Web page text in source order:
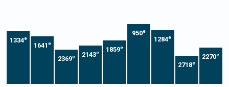
1334e
1641 e
2369e 2143e 1859e
950e
1284e
2718e
2270e